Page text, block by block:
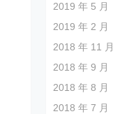
2019 年 5 月
2019 年 2 月
2018 年 11 月
2018 年 9 月
2018 年 8 月
2018 年 7 月